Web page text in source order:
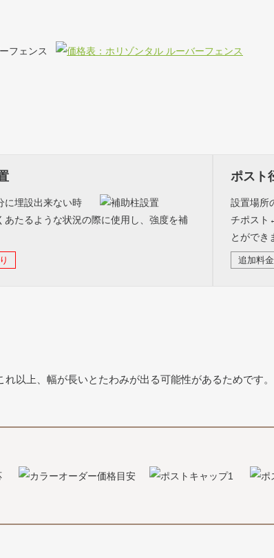
に埋設出来ない時
あたるような状況の際に使用し、強度を補
ポスト
設置場所
チポスト
とができ
追加料
以上、幅が長いとたわみが出る可能性があるためです。